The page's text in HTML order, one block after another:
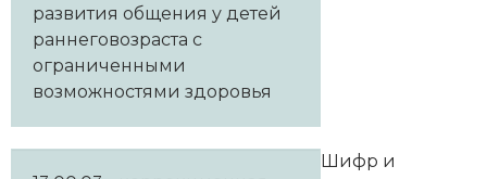
развития общения у детей
раннеговозраста с
ограниченными
возможностями здоровья
Шифр и